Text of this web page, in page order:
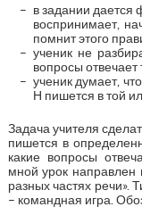
в задании дается
воспринимает,
помнит этого
ученик не
вопросы отвечает
ученик думает,
Н пишется в той
Задача учителя
пишется в
какие вопросы
мной урок
разных частях речи».
– командная игра.